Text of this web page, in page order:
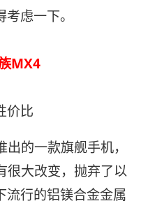
虑一下。
MX4
价比
的一款旗舰手机，
很大改变，抛弃了以
流行的铝镁合金金属